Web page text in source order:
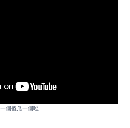
一個傻瓜一個啞